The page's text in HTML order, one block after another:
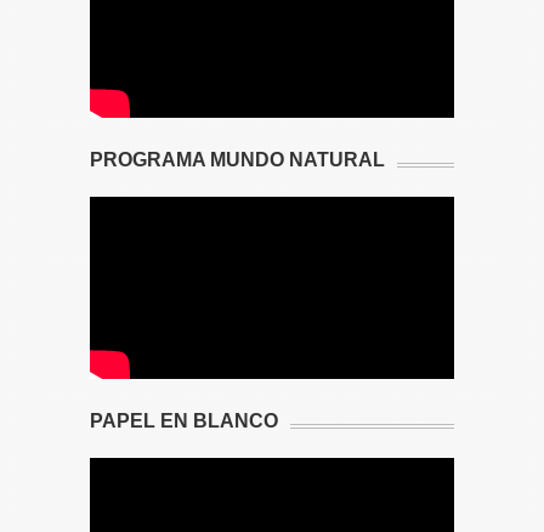
PROGRAMA MUNDO NATURAL
PAPEL EN BLANCO